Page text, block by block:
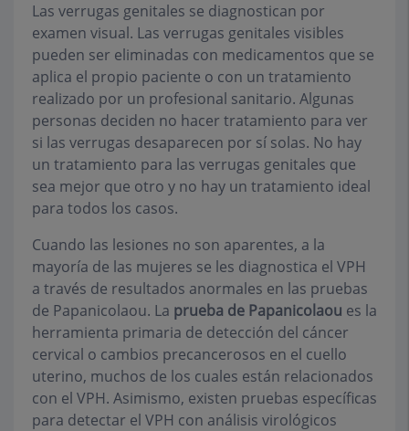
Las verrugas genitales se diagnostican por
examen visual. Las verrugas genitales visibles
pueden ser eliminadas con medicamentos que se
aplica el propio paciente o con un tratamiento
realizado por un profesional sanitario. Algunas
personas deciden no hacer tratamiento para ver
si las verrugas desaparecen por sí solas. No hay
un tratamiento para las verrugas genitales que
sea mejor que otro y no hay un tratamiento ideal
para todos los casos.
Cuando las lesiones no son aparentes, a la
mayoría de las mujeres se les diagnostica el VPH
a través de resultados anormales en las pruebas
de Papanicolaou. La prueba de Papanicolaou es la
herramienta primaria de detección del cáncer
cervical o cambios precancerosos en el cuello
uterino, muchos de los cuales están relacionados
con el VPH. Asimismo, existen pruebas específicas
para detectar el VPH con análisis virológicos